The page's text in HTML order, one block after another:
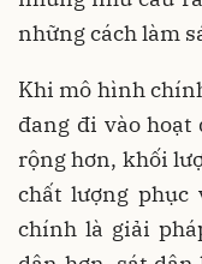
những cách làm
Khi mô hình
đang đi vào
rộng hơn, khối
chất lượng phục
chính là giải